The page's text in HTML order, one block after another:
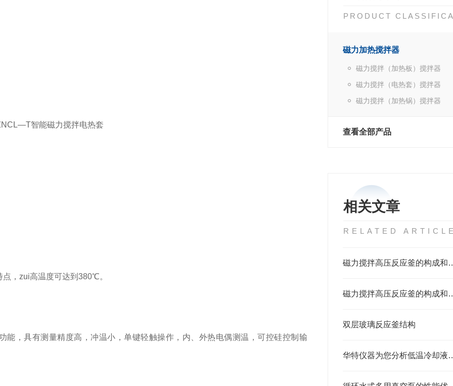
PRODUCT
磁力加热搅拌器
磁力搅拌（加热板）搅拌器
磁力搅拌（电热套）搅拌器
磁力搅拌（加热锅）搅拌器
查看全部产品
相关文章
RELATED
磁力搅拌高压
磁力搅拌高压反
双层玻璃反应釜结构
华特仪器为您分析低
，zui高温度可达到380℃。
具有测量精度高，冲温小，单键轻触操作，内、外热电偶测温，可控硅控制输